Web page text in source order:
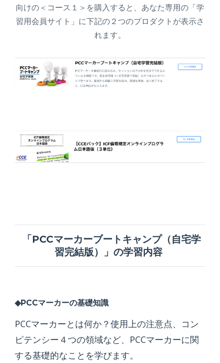
向けの＜コース１＞を購入すると、あなた専用の「学
習用会員サイト」に下記の２つのプロダクトが表示さ
れます。
「PCCマーカーブートキャンプ（自宅学
習完結版）」の学習内容
◆PCCマーカーの基礎知識
PCCマーカーとは何か？使用上の注意点、コン
ピテンシー４つの領域など、PCCマーカーに関
する基礎的なことを学びます。